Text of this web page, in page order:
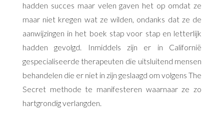
hadden succes maar velen gaven het op omdat ze
maar niet kregen wat ze wilden, ondanks dat ze de
aanwijzingen in het boek stap voor stap en letterlijk
hadden gevolgd. Inmiddels zijn er in Californië
gespecialiseerde therapeuten die uitsluitend mensen
behandelen die er niet in zijn geslaagd om volgens The
Secret methode te manifesteren waarnaar ze zo
hartgrondig verlangden.